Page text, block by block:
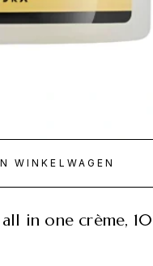
WINKELWAGEN
all in one crème,